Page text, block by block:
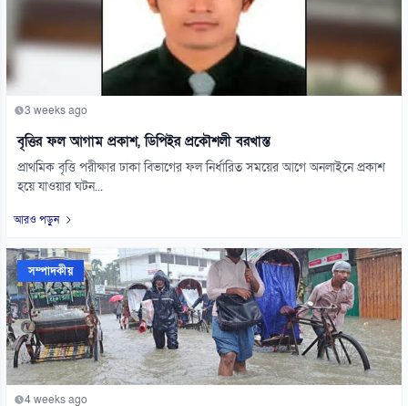
3 weeks ago
বৃত্তির ফল আগাম প্রকাশ, ডিপিইর প্রকৌশলী বরখাস্ত
প্রাথমিক বৃত্তি পরীক্ষার ঢাকা বিভাগের ফল নির্ধারিত সময়ের আগে অনলাইনে প্রকাশ
হয়ে যাওয়ার ঘটন...
আরও পড়ুন
সম্পাদকীয়
4 weeks ago